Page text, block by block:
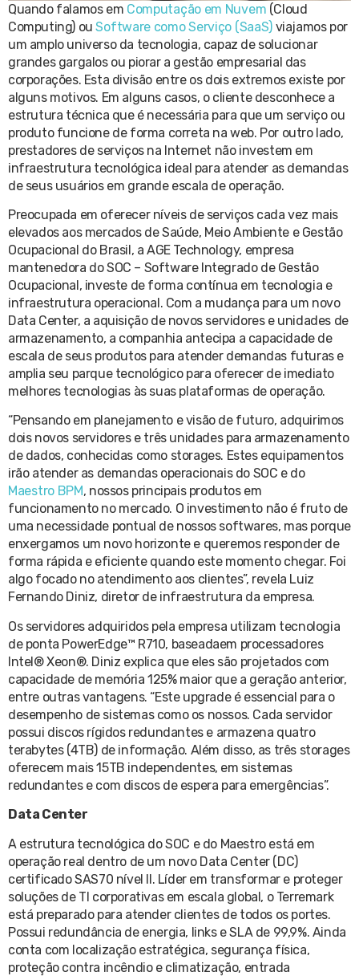
Quando falamos em Computação em Nuvem (Cloud
Computing) ouSoftware como Serviço (SaaS) viajamos por
um amplo universo da tecnologia, capaz de solucionar
grandes gargalos ou piorar a gestão empresarial das
corporações. Esta divisão entre os dois extremos existe por
alguns motivos. Em alguns casos, o cliente desconhece a
estrutura técnica que é necessária para que um serviço ou
produto funcione de forma correta na web. Por outro lado,
prestadores de serviços na Internet não investem em
infraestrutura tecnológica ideal para atender as demandas
de seus usuários em grande escala de operação.
Preocupada em oferecer níveis de serviços cada vez mais
elevados aos mercados de Saúde, Meio Ambiente e Gestão
Ocupacional do Brasil, a AGE Technology, empresa
mantenedora do SOC – Software Integrado de Gestão
Ocupacional, investe de forma contínua em tecnologia e
infraestrutura operacional. Com a mudança para um novo
Data Center, a aquisição de novos servidores e unidades de
armazenamento, a companhia antecipa a capacidade de
escala de seus produtos para atender demandas futuras e
amplia seu parque tecnológico para oferecer de imediato
melhores tecnologias às suas plataformas de operação.
“Pensando em planejamento e visão de futuro, adquirimos
dois novos servidores e três unidades para armazenamento
de dados, conhecidas como storages. Estes equipamentos
irão atender as demandas operacionais do SOC e do
Maestro BPM, nossos principais produtos em
funcionamento no mercado. O investimento não é fruto de
uma necessidade pontual de nossos softwares, mas porque
enxergamos um novo horizonte e queremos responder de
forma rápida e eficiente quando este momento chegar. Foi
algo focado no atendimento aos clientes”, revela Luiz
Fernando Diniz, diretor de infraestrutura da empresa.
Os servidores adquiridos pela empresa utilizam tecnologia
de ponta PowerEdge™ R710, baseadaem processadores
Intel® Xeon®. Diniz explica que eles são projetados com
capacidade de memória 125% maior que a geração anterior,
entre outras vantagens. “Este upgrade é essencial para o
desempenho de sistemas como os nossos. Cada servidor
possui discos rígidos redundantes e armazena quatro
terabytes (4TB) de informação. Além disso, as três storages
oferecem mais 15TB independentes, em sistemas
redundantes e com discos de espera para emergências”.
Data Center
A estrutura tecnológica do SOC e do Maestro está em
operação real dentro de um novo Data Center (DC)
certificado SAS70 nível II. Líder em transformar e proteger
soluções de TI corporativas em escala global, o Terremark
está preparado para atender clientes de todos os portes.
Possui redundância de energia, links e SLA de 99,9%. Ainda
conta com localização estratégica, segurança física,
proteção contra incêndio e climatização, entrada